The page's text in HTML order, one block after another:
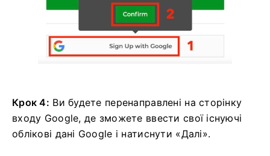
Крок 4: Ви будете перенаправлені на сторінку
входу Google, де зможете ввести свої існуючі
облікові дані Google і натиснути «Далі».